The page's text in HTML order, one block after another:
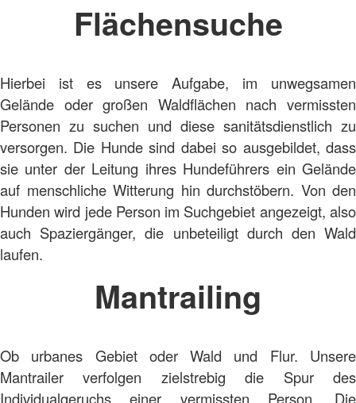
Flächensuche
Hierbei ist es unsere Aufgabe, im unwegsamen
Gelände oder großen Waldflächen nach vermissten
Personen zu suchen und diese sanitätsdienstlich zu
versorgen. Die Hunde sind dabei so ausgebildet, dass
sie unter der Leitung ihres Hundeführers ein Gelände
auf menschliche Witterung hin durchstöbern. Von den
Hunden wird jede Person im Suchgebiet angezeigt, also
auch Spaziergänger, die unbeteiligt durch den Wald
laufen.
Mantrailing
Ob urbanes Gebiet oder Wald und Flur. Unsere
Mantrailer verfolgen zielstrebig die Spur des
Individualgeruchs einer vermissten Person. Die